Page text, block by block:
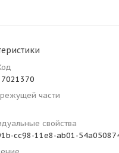
части
свойства
cc98-11e8-ab01-